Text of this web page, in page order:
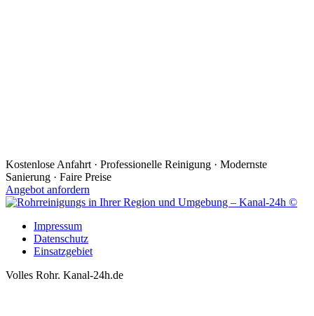
Kostenlose Anfahrt · Professionelle Reinigung · Modernste
Sanierung · Faire Preise
Angebot anfordern
Impressum
Datenschutz
Einsatzgebiet
Volles Rohr. Kanal-24h.de